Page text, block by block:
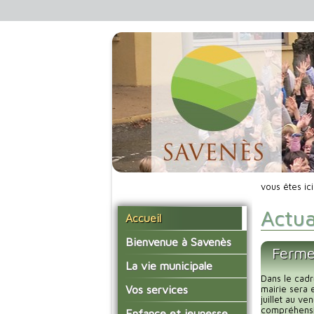
Accueil
Bienvenue à Savenès
Situer Savenès
Savenès en chiffre
L'histoire du village
La vie municipale
Vos élus
Les compte-rendus du
Vos services
La mairie
vous êtes
Dans le
mairie sera
juillet au